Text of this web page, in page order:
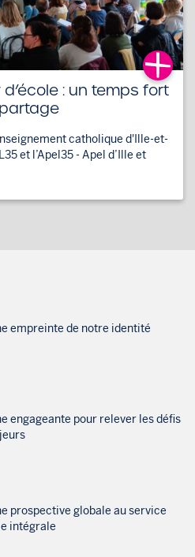
: un temps fort
catholique d'Ille-et-
et l’Apel35 - Apel d’Ille et
empreinte de notre identité
engageante pour relever les défis
prospective globale au service
intégrale